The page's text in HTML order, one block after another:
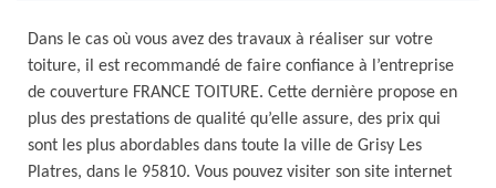
Dans le cas où vous avez des travaux à réaliser sur votre
toiture, il est recommandé de faire confiance à l’entreprise
de couverture FRANCE TOITURE. Cette dernière propose en
plus des prestations de qualité qu’elle assure, des prix qui
sont les plus abordables dans toute la ville de Grisy Les
Platres, dans le 95810. Vous pouvez visiter son site internet